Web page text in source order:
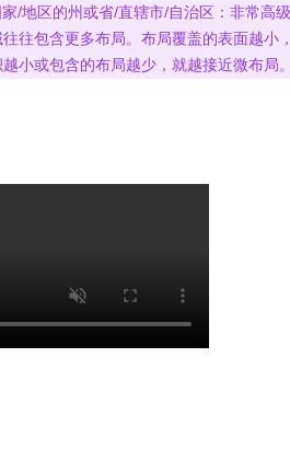
/地区的州或省/直辖市/自治区：非常高
往包含更多布局。布局覆盖的表面越小
小或包含的布局越少，就越接近微布局